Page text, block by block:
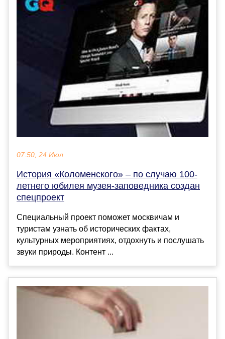
07:50, 24 Июл
История «Коломенского» – по случаю 100-
летнего юбилея музея-заповедника создан
спецпроект
Специальный проект поможет москвичам и
туристам узнать об исторических фактах,
культурных мероприятиях, отдохнуть и послушать
звуки природы. Контент ...